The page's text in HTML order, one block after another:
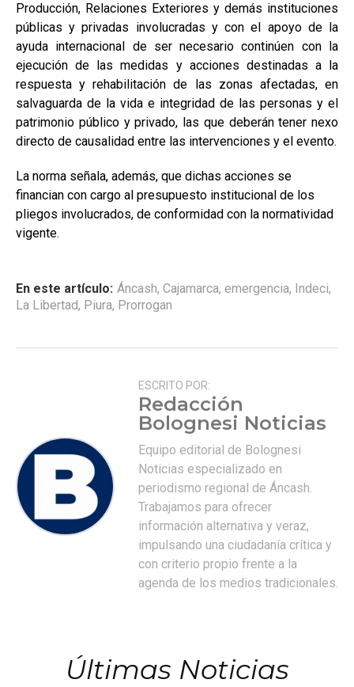
Producción, Relaciones Exteriores y demás instituciones
públicas y privadas involucradas y con el apoyo de la
ayuda internacional de ser necesario continúen con la
ejecución de las medidas y acciones destinadas a la
respuesta y rehabilitación de las zonas afectadas, en
salvaguarda de la vida e integridad de las personas y el
patrimonio público y privado, las que deberán tener nexo
directo de causalidad entre las intervenciones y el evento.
La norma señala, además, que dichas acciones se
financian con cargo al presupuesto institucional de los
pliegos involucrados, de conformidad con la normatividad
vigente.
En este artículo: Áncash, Cajamarca, emergencia, Indeci,
La Libertad, Piura, Prorrogan
ESCRITO POR:
Redacción
Bolognesi Noticias
Equipo editorial de Bolognesi
Noticias especializado en
periodismo regional de Áncash.
Trabajamos para ofrecer
información alternativa y veraz,
impulsando una ciudadanía crítica y
con criterio propio frente a la
agenda de los medios tradicionales.
Últimas Noticias